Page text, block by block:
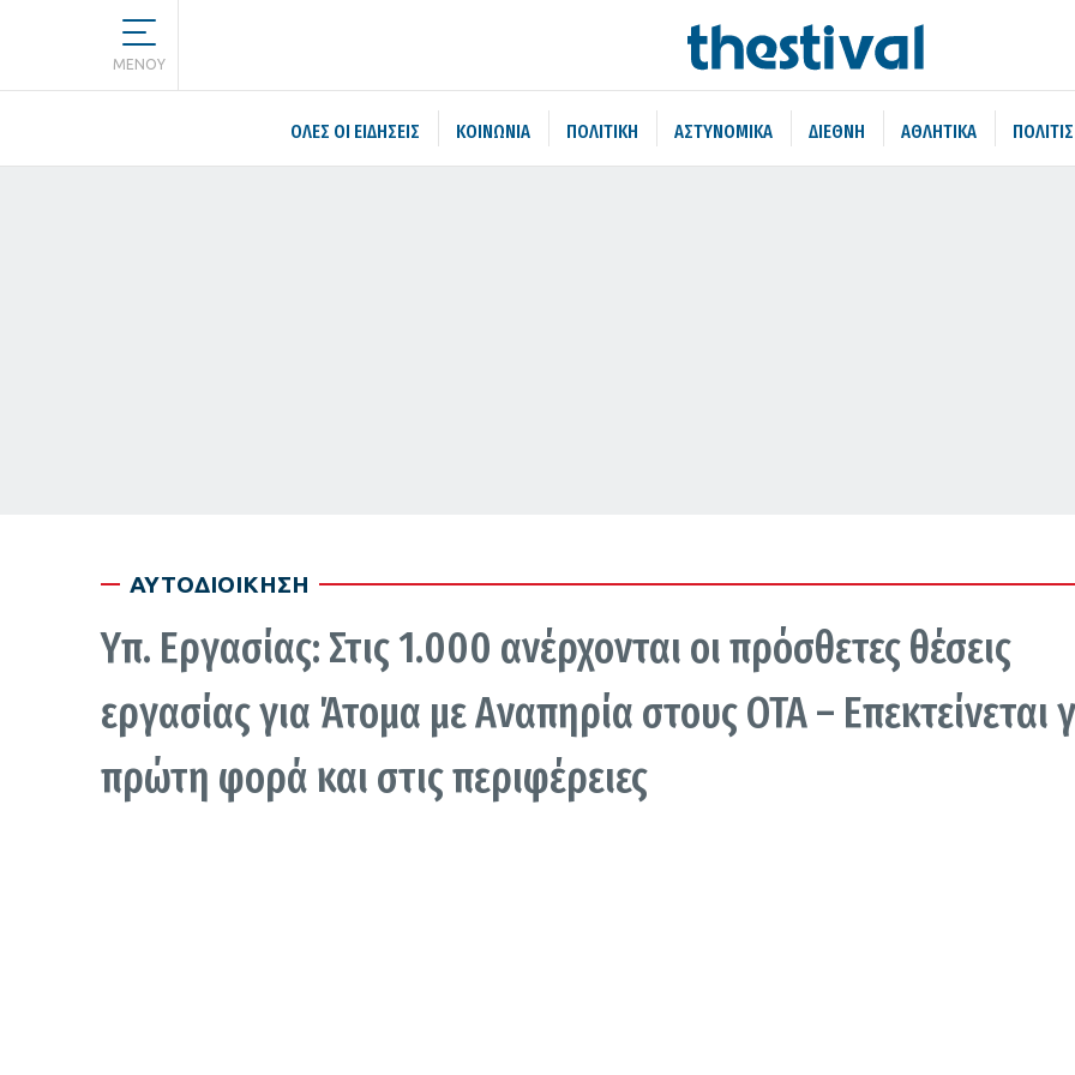
MENOY
ΌΛΕΣ ΟΙ ΕΙΔΉΣΕΙΣ ΚΟΙΝΩΝΙΑ ΠΟΛΙΤΙΚΗ ΑΣΤΥΝΟΜΙΚΑ ΔΙΕΘΝΗ ΑΘΛΗΤΙΚΑ
ΑΥΤΟΔΙΟΙΚΗΣΗ
Υπ. Εργασίας: Στις 1.000 ανέρχονται οι πρόσθετες θέσεις
εργασίας για Άτομα με Αναπηρία στους ΟΤΑ – Επεκτείνεται
πρώτη φορά και στις περιφέρειες